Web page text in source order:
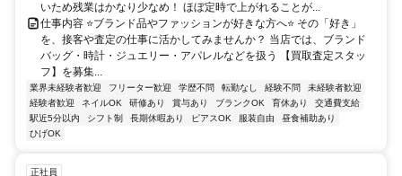
いため残業はかなり少なめ！ ほぼ定時で上がれることが...
仕事内容 ⭐ブランド品やファッションが好きな方へ⭐ その「好き」
を、接客や査定の仕事に活かしてみませんか？ 当店では、ブランド
バッグ・時計・ジュエリー・アパレルなどを扱う 【買取査定スタッ
フ】を募集...
業界未経験者歓迎 フリーター歓迎 学歴不問 転勤なし 経験不問
未経験者歓迎
経験者歓迎
ネイルOK 研修あり 賞与あり ブランクOK 育休あり
交通費支給
駅近5分以内
シフト制 長期休暇あり ピアスOK 服装自由
昼食補助あり
ひげOK
正社員